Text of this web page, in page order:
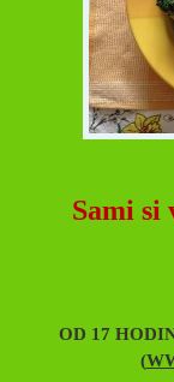
Sami si
OD 17
(